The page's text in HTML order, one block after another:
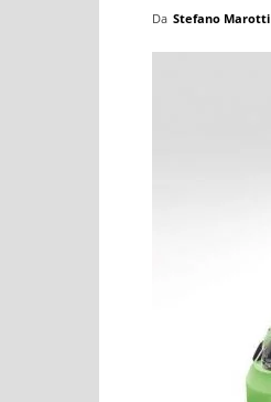
Da Stefano Marotti